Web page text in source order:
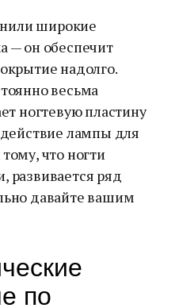
широкие
— он обеспечит
надолго.
весьма
ногтевую пластину
лампы для
что ногти
развивается ряд
давайте вашим
по